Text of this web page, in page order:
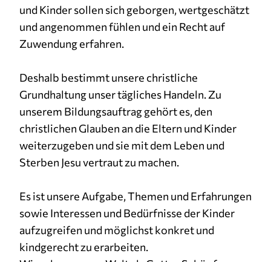
und Kinder sollen sich geborgen, wertgeschätzt
und angenommen fühlen und ein Recht auf
Zuwendung erfahren.
Deshalb bestimmt unsere christliche
Grundhaltung unser tägliches Handeln. Zu
unserem Bildungsauftrag gehört es, den
christlichen Glauben an die Eltern und Kinder
weiterzugeben und sie mit dem Leben und
Sterben Jesu vertraut zu machen.
Es ist unsere Aufgabe, Themen und Erfahrungen
sowie Interessen und Bedürfnisse der Kinder
aufzugreifen und möglichst konkret und
kindgerecht zu erarbeiten.